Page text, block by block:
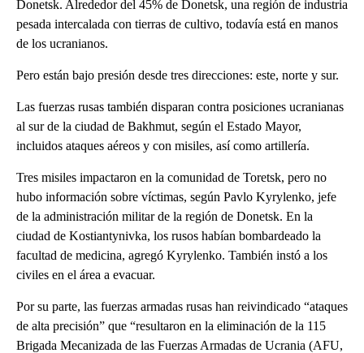
Donetsk. Alrededor del 45% de Donetsk, una región de industria
pesada intercalada con tierras de cultivo, todavía está en manos
de los ucranianos.
Pero están bajo presión desde tres direcciones: este, norte y sur.
Las fuerzas rusas también disparan contra posiciones ucranianas
al sur de la ciudad de Bakhmut, según el Estado Mayor,
incluidos ataques aéreos y con misiles, así como artillería.
Tres misiles impactaron en la comunidad de Toretsk, pero no
hubo información sobre víctimas, según Pavlo Kyrylenko, jefe
de la administración militar de la región de Donetsk. En la
ciudad de Kostiantynivka, los rusos habían bombardeado la
facultad de medicina, agregó Kyrylenko. También instó a los
civiles en el área a evacuar.
Por su parte, las fuerzas armadas rusas han reivindicado “ataques
de alta precisión” que “resultaron en la eliminación de la 115
Brigada Mecanizada de las Fuerzas Armadas de Ucrania (AFU,